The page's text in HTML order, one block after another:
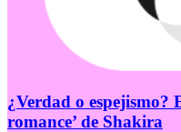
¿Verdad o espejismo?
romance’ de Shakira